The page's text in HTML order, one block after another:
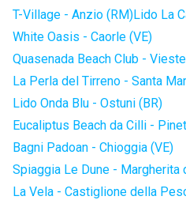
T-Village - Anzio (RM)Lido La
White Oasis - Caorle (VE)
Quasenada Beach Club -
La Perla del Tirreno - Santa
Lido Onda Blu - Ostuni (BR)
Eucaliptus Beach da Cilli -
Bagni Padoan - Chioggia (VE)
Spiaggia Le Dune - Margherita
La Vela - Castiglione della